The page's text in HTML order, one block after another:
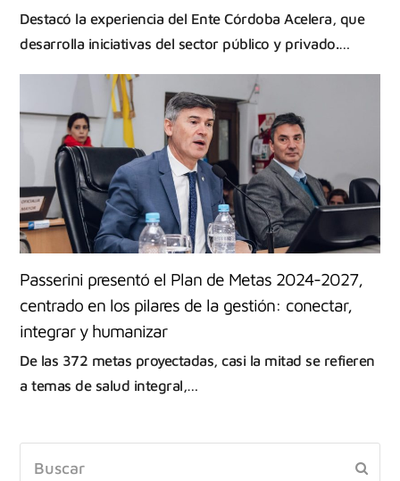
Destacó la experiencia del Ente Córdoba Acelera, que
desarrolla iniciativas del sector público y privado.…
Passerini presentó el Plan de Metas 2024-2027,
centrado en los pilares de la gestión: conectar,
integrar y humanizar
De las 372 metas proyectadas, casi la mitad se refieren
a temas de salud integral,…